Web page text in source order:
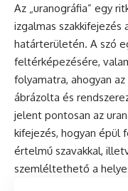
Az „uranográfia” egy
izgalmas szakkifejezés
határterületén. A szó
feltérképezésére,
folyamatra, ahogyan
ábrázolta és
jelent pontosan az
kifejezés, hogyan épül
értelmű szavakkal,
szemléltethető a